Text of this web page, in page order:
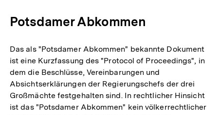
Potsdamer Abkommen
Das als "Potsdamer Abkommen" bekannte Dokument
ist eine Kurzfassung des "Protocol of Proceedings", in
dem die Beschlüsse, Vereinbarungen und
Absichtserklärungen der Regierungschefs der drei
Großmächte festgehalten sind. In rechtlicher Hinsicht
ist das "Potsdamer Abkommen" kein völkerrechtlicher